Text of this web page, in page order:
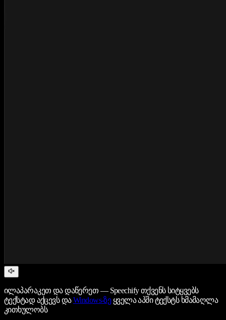
ილაპარაკეთ და დაწერეთ — Speechify თქვენს სიტყვებს
ტექსტად აქცევს დაWindows-ზეყველა აპში ტექსტს ხმამაღლა
კითხულობს